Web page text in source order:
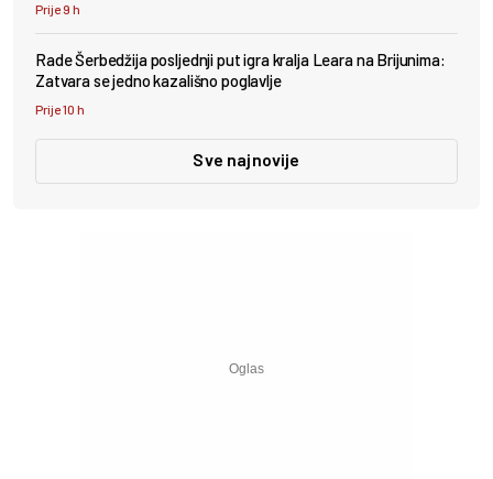
Prije 9 h
Rade Šerbedžija posljednji put igra kralja Leara na Brijunima:
Zatvara se jedno kazališno poglavlje
Prije 10 h
Sve najnovije